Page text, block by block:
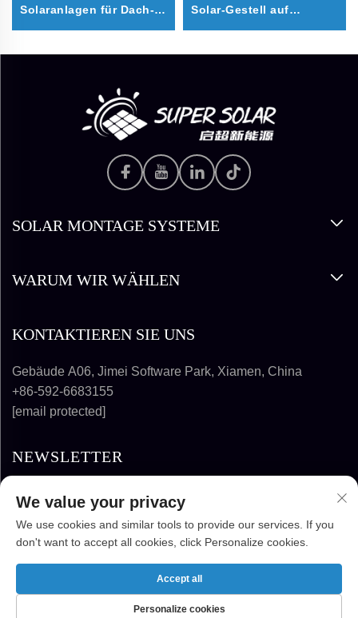
Solaranlagen für Dach-
und Bodencarports
Solar-Gestell auf
Rammpfahl
SOLAR MONTAGE SYSTEME
WARUM WIR WÄHLEN
KONTAKTIEREN SIE UNS
Gebäude A06, Jimei Software Park, Xiamen, China
+86-592-6683155
[email protected]
NEWSLETTER
SUPER SOLAR ENERGY TECHNOLOGY CO.,
We value your privacy
We use cookies and similar tools to provide our services. If you
don't want to accept all cookies, click Personalize cookies.
Personalize cookies
Accept all